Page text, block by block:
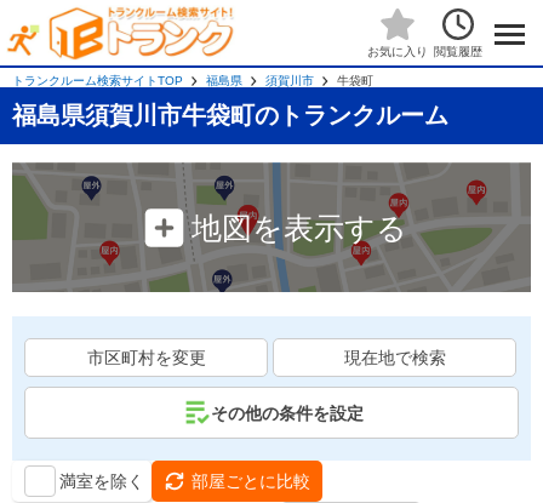
お気に入り 閲覧履歴
トランクルーム検索サイトTOP 福島県 須賀川市 牛袋町
福島県須賀川市牛袋町のトランクルーム
地図を表示する
市区町村を変更 現在地で検索
その他の条件を設定
満室を除く 部屋ごとに比較